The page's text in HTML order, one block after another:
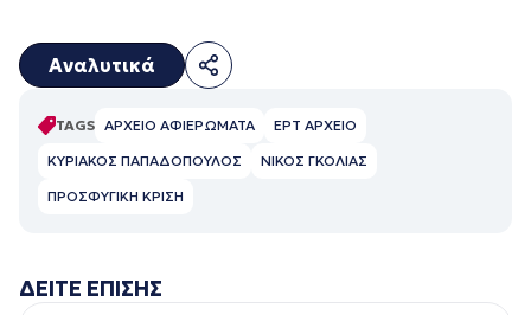
Αναλυτικά
TAGS ΑΡΧΕΙΟ ΑΦΙΕΡΩΜΑΤΑ
ΕΡΤ ΑΡΧΕΙΟ
ΚΥΡΙΑΚΟΣ ΠΑΠΑΔΟΠΟΥΛΟΣ
ΝΙΚΟΣ ΓΚΟΛΙΑΣ
ΠΡΟΣΦΥΓΙΚΗ ΚΡΙΣΗ
ΔΕΙΤΕ ΕΠΙΣΗΣ